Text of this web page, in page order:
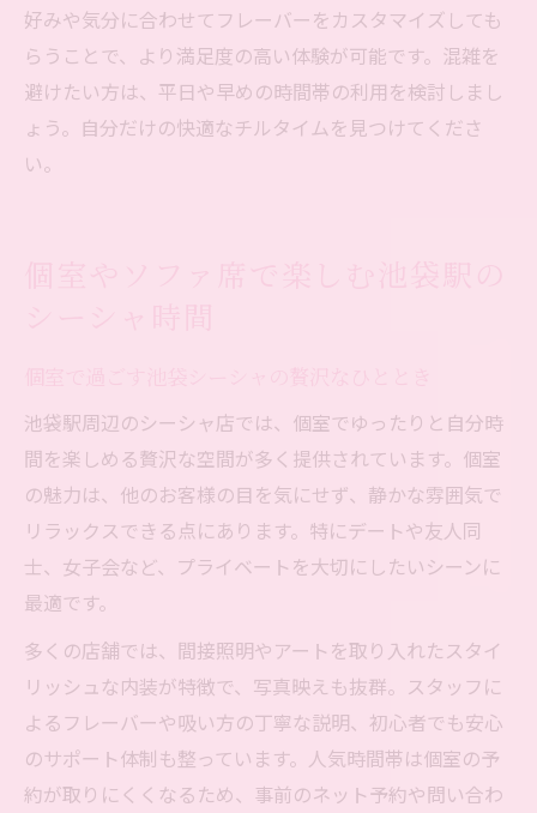
好みや気分に合わせてフレーバーをカスタマイズしても
らうことで、より満足度の高い体験が可能です。混雑を
避けたい方は、平日や早めの時間帯の利用を検討しまし
ょう。自分だけの快適なチルタイムを見つけてくださ
い。
池袋駅周辺のシーシャ店では、個室でゆったりと自分時
間を楽しめる贅沢な空間が多く提供されています。個室
の魅力は、他のお客様の目を気にせず、静かな雰囲気で
リラックスできる点にあります。特にデートや友人同
士、女子会など、プライベートを大切にしたいシーンに
最適です。
多くの店舗では、間接照明やアートを取り入れたスタイ
リッシュな内装が特徴で、写真映えも抜群。スタッフに
よるフレーバーや吸い方の丁寧な説明、初心者でも安心
のサポート体制も整っています。人気時間帯は個室の予
約が取りにくくなるため、事前のネット予約や問い合わ